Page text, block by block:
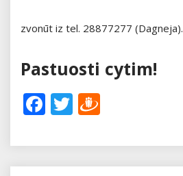
zvonūt iz tel. 28877277 (Dagneja).
Pastuosti cytim!
Facebook
Twitter